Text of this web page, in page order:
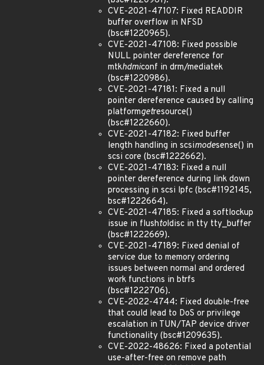
CVE-2021-47107: Fixed READDIR
buffer overflow in NFSD
(bsc#1220965).
CVE-2021-47108: Fixed possible
NULL pointer dereference for
mtkhdmiconf in drm/mediatek
(bsc#1220986).
CVE-2021-47181: Fixed a null
pointer dereference caused by calling
platformgetresource()
(bsc#1222660).
CVE-2021-47182: Fixed buffer
length handling in scsimodesense() in
scsi core (bsc#1222662).
CVE-2021-47183: Fixed a null
pointer dereference during link down
processing in scsi lpfc (bsc#1192145,
bsc#1222664).
CVE-2021-47185: Fixed a softlockup
issue in flushtoldisc in tty tty_buffer
(bsc#1222669).
CVE-2021-47189: Fixed denial of
service due to memory ordering
issues between normal and ordered
work functions in btrfs
(bsc#1222706).
CVE-2022-4744: Fixed double-free
that could lead to DoS or privilege
escalation in TUN/TAP device driver
functionality (bsc#1209635).
CVE-2022-48626: Fixed a potential
use-after-free on remove path